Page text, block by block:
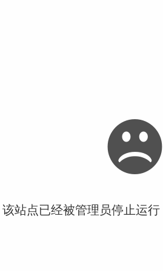
站点已经被管理员停止运